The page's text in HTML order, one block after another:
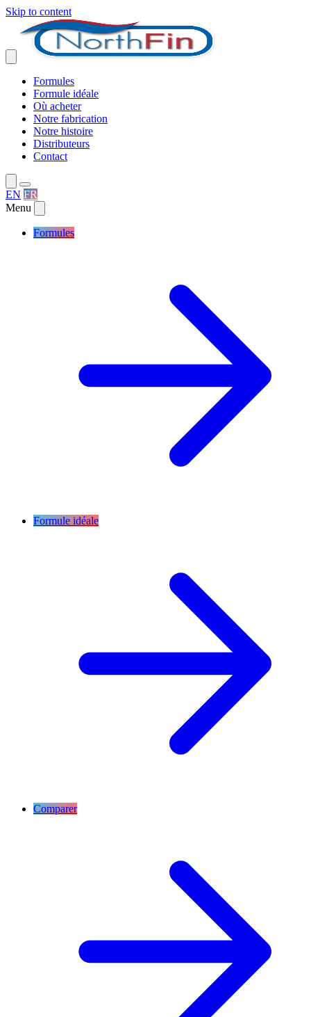
Skip to content
Formules
Formule idéale
Où acheter
Notre fabrication
Notre histoire
Distributeurs
Contact
EN FR
Menu
Formules
Formule idéale
Comparer